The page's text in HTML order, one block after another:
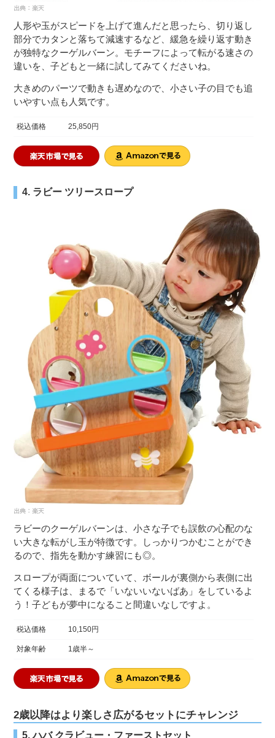
人形や玉がスピードを上げて進んだと思ったら、切り返し
部分でカタンと落ちて減速するなど、緩急を繰り返す動き
が独特なクーゲルバーン。モチーフによって転がる速さの
違いを、子どもと一緒に試してみてくださいね。
大きめのパーツで動きも遅めなので、小さい子の目でも追
いやすい点も人気です。
税込価格 25,850円
4. ラビー ツリースロープ
ラビーのクーゲルバーンは、小さな子でも誤飲の心配のな
い大きな転がし玉が特徴です。しっかりつかむことができ
るので、指先を動かす練習にも◎。
スロープが両面についていて、ボールが裏側から表側に出
てくる様子は、まるで「いないいないばあ」をしているよ
う！子どもが夢中になること間違いなしですよ。
税込価格 10,150円
対象年齢 1歳半～
2歳以降はより楽しさ広がるセットにチャレンジ
5. ハバ クラビュー・ファーストセット